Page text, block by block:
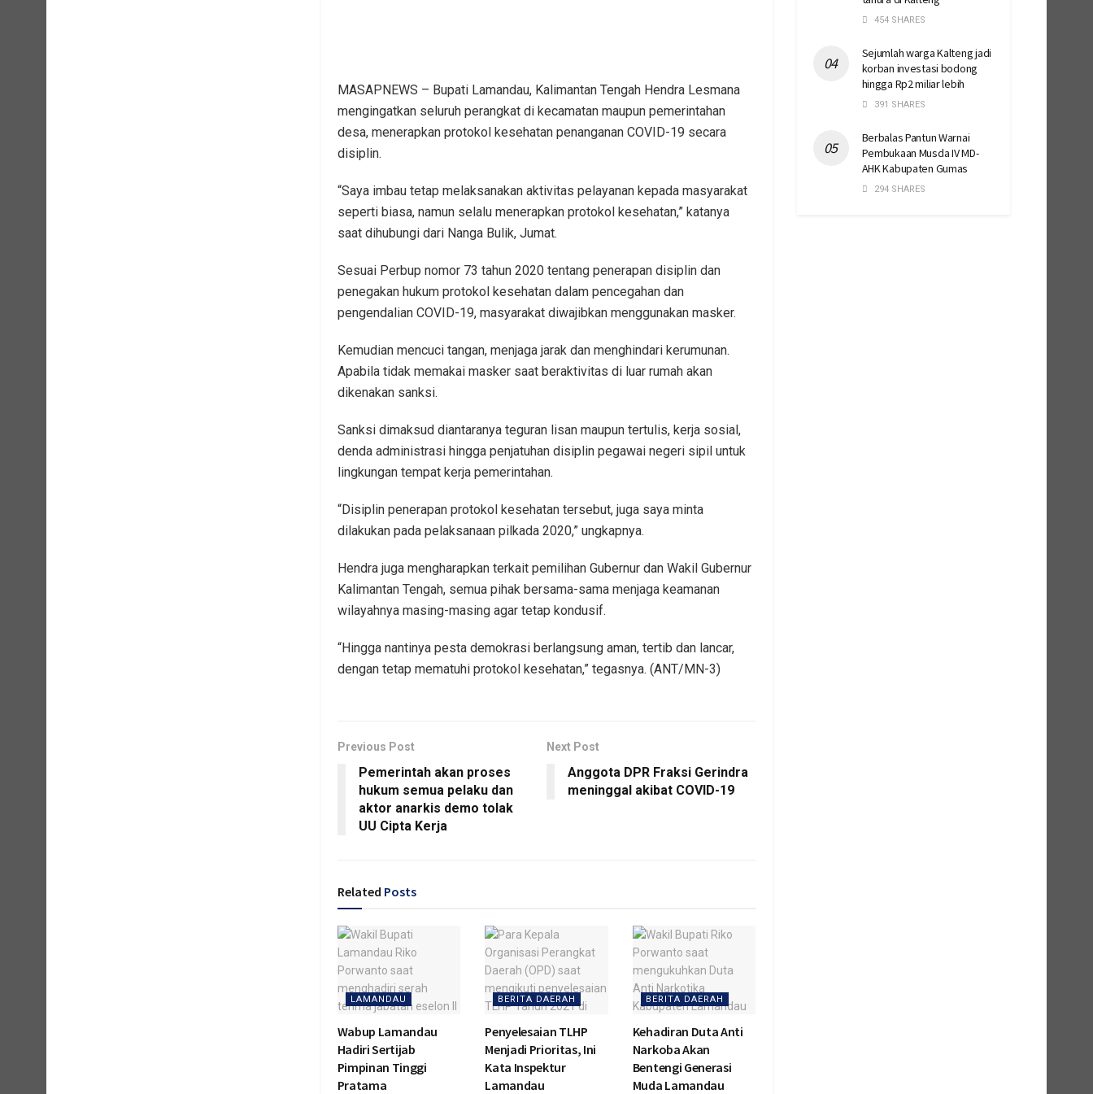
MASAPNEWS – Bupati Lamandau, Kalimantan Tengah Hendra Lesmana
mengingatkan seluruh perangkat di kecamatan maupun pemerintahan
desa, menerapkan protokol kesehatan penanganan COVID-19 secara
disiplin.
“Saya imbau tetap melaksanakan aktivitas pelayanan kepada masyarakat
seperti biasa, namun selalu menerapkan protokol kesehatan,” katanya
saat dihubungi dari Nanga Bulik, Jumat.
Sesuai Perbup nomor 73 tahun 2020 tentang penerapan disiplin dan
penegakan hukum protokol kesehatan dalam pencegahan dan
pengendalian COVID-19, masyarakat diwajibkan menggunakan masker.
Kemudian mencuci tangan, menjaga jarak dan menghindari kerumunan.
Apabila tidak memakai masker saat beraktivitas di luar rumah akan
dikenakan sanksi.
Sanksi dimaksud diantaranya teguran lisan maupun tertulis, kerja sosial,
denda administrasi hingga penjatuhan disiplin pegawai negeri sipil untuk
lingkungan tempat kerja pemerintahan.
“Disiplin penerapan protokol kesehatan tersebut, juga saya minta
dilakukan pada pelaksanaan pilkada 2020,” ungkapnya.
Hendra juga mengharapkan terkait pemilihan Gubernur dan Wakil Gubernur
Kalimantan Tengah, semua pihak bersama-sama menjaga keamanan
wilayahnya masing-masing agar tetap kondusif.
“Hingga nantinya pesta demokrasi berlangsung aman, tertib dan lancar,
dengan tetap mematuhi protokol kesehatan,” tegasnya. (ANT/MN-3)
Previous Post
Pemerintah akan proses
hukum semua pelaku dan
aktor anarkis demo tolak
UU Cipta Kerja
Next Post
Anggota DPR Fraksi Gerindra
meninggal akibat COVID-19
Related Posts
LAMANDAU
Wabup Lamandau
Hadiri Sertijab
Pimpinan Tinggi
Pratama
BERITA DAERAH
Penyelesaian TLHP
Menjadi Prioritas, Ini
Kata Inspektur
Lamandau
BERITA DAERAH
Kehadiran Duta Anti
Narkoba Akan
Bentengi Generasi
Muda Lamandau
454 SHARES
Sejumlah warga Kalteng jadi
korban investasi bodong
hingga Rp2 miliar lebih
391 SHARES
Berbalas Pantun Warnai
Pembukaan Musda IV MD-
AHK Kabupaten Gumas
294 SHARES